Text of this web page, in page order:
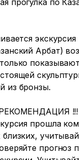
прогулка по
Арбат)
из бронзы.
!!!
прогноз